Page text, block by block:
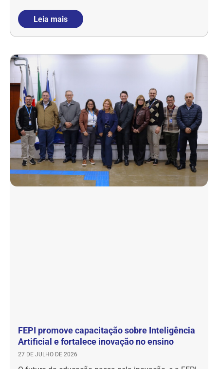
Leia mais
FEPI promove capacitação sobre Inteligência
Artificial e fortalece inovação no ensino
27 DE JULHO DE 2026